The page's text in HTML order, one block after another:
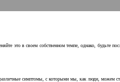
это в своем собственном темпе, однако, будьте
симптомы, с которыми мы, как люди, можем